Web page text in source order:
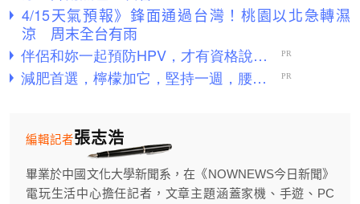
4/15天氣預報》鋒面通過台灣！桃園以北急轉濕
涼 周末全台有雨
張志浩
編輯記者
畢業於中國文化大學新聞系，在《NOWNEWS今日新聞》
電玩生活中心擔任記者，文章主題涵蓋家機、手遊、PC